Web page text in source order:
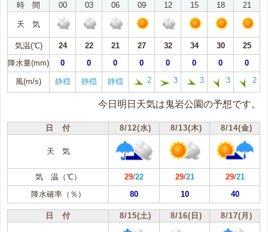
時 間
00 03 06 09 12 15 18 21
天 気
気温(℃) 24 22 21 27 32 34 30
25
降水量(mm)
0 0 0 0 0 0 0 0
風(m/s) 静穏 静穏 静穏 2 3 3 3 2
今日明日天気は鬼岩公園の予想です。
日 付 8/12(水) 8/13(木) 8/14(金)
天 気
気 温（℃） 29/22 29/21 29/21
降水確率（％）
80 10 40
日 付 8/15(土) 8/16(日) 8/17(月)